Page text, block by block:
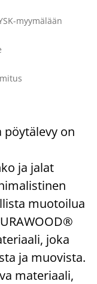
myymälään
pöytälevy on
ja jalat
muotoilua
joka
ja muovista.
materiaali,